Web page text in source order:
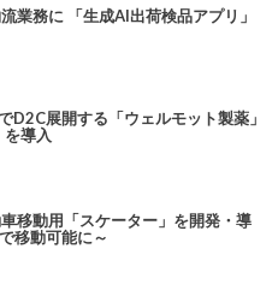
業務に 「生成AI出荷検品アプリ」
D2C展開する「ウェルモット製薬」
を導入
移動用「スケーター」を開発・導
移動可能に～